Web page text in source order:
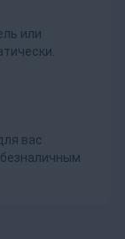
или
вас